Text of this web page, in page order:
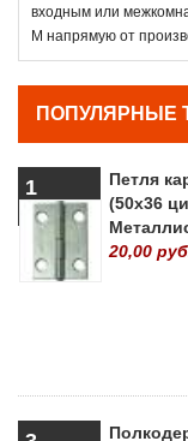
входным или
М напрямую от
ПОПУЛЯРНЫЕ
1
Петля
(50х36
20,00